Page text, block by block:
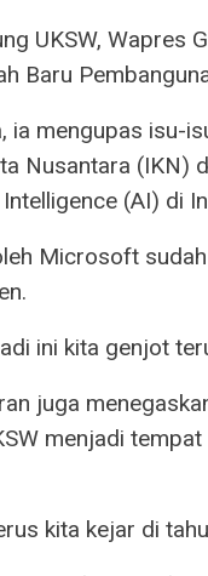
UKSW, Wapres
Baru
ia mengupas isu-
Nusantara (IKN)
(AI) di
Microsoft
ini kita genjot
juga
menjadi
kita kejar di